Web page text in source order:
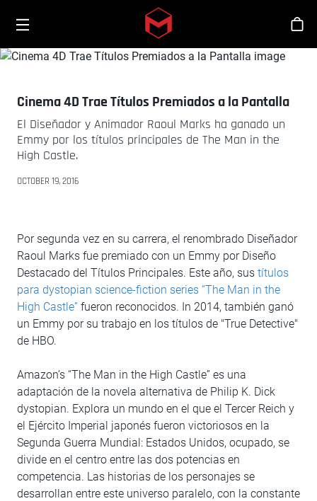
Skip to main content
Cinema 4D Trae Títulos Premiados a la Pantalla
El Diseñador y Animador Raoul Marks ha ganado un
Emmy por los títulos principales de The Man in the
High Castle.
OCTOBER 19, 2016
Por segunda vez en su carrera, el renombrado Diseñador
Raoul Marks fue premiado con un Emmy por Diseño
Destacado del Títulos Principales. Este año, sus títulos
para dystopian science-fiction series “The Man in the
High Castle” fueron reconocidos. In 2014, también ganó
un Emmy por su trabajo en los títulos de "True Detective"
de HBO.
Amazon’s “The Man in the High Castle” es una
adaptación de la novela alternativa de Philip K. Dick
dystopian. Explora un mundo en el que el Tercer Reich y
el Ejército Imperial japonés fueron victoriosos en la
Segunda Guerra Mundial: Estados Unidos, ocupado, se
divide en el centro entre las dos potencias en
competencia. Las historias de los personajes se
desarrollan entre este universo paralelo, con la constante